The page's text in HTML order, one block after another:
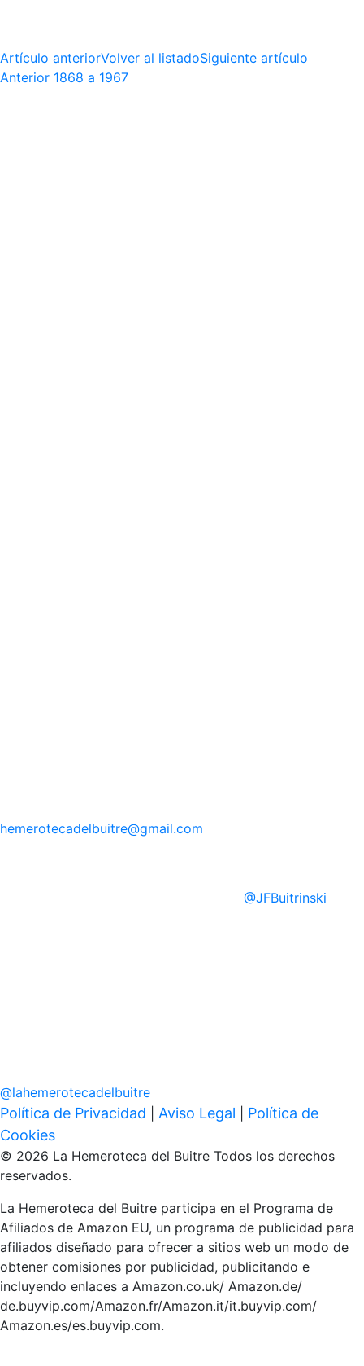
Artículo anteriorVolver al listadoSiguiente artículo
Anterior 1868 a 1967
hemerotecadelbuitre@gmail.com
@JFBuitrinski
@lahemerotecadelbuitre
Política de Privacidad Aviso Legal
Política de
Cookies
© 2026 La Hemeroteca del Buitre Todos los derechos
reservados.
La Hemeroteca del Buitre participa en el Programa de
Afiliados de Amazon EU, un programa de publicidad para
afiliados diseñado para ofrecer a sitios web un modo de
obtener comisiones por publicidad, publicitando e
incluyendo enlaces a Amazon.co.uk/ Amazon.de/
de.buyvip.com/Amazon.fr/Amazon.it/it.buyvip.com/
Amazon.es/es.buyvip.com.